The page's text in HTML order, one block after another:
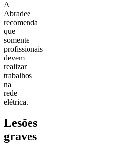
A
Abradee
recomenda
que
somente
profissionais
devem
realizar
trabalhos
na
rede
elétrica.
Lesões
graves